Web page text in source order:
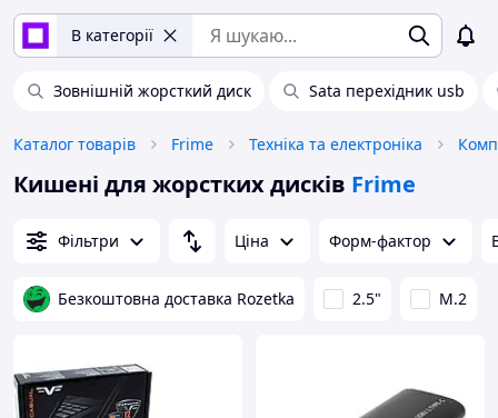
В категорії
Зовнішній жорсткий диск Sata перехідник usb
Каталог товарів Frime Техніка та електроніка
Кишені для жорстких дисків Frime
Фільтри Ціна Форм-фактор
Безкоштовна доставка Rozetka 2.5" M.2